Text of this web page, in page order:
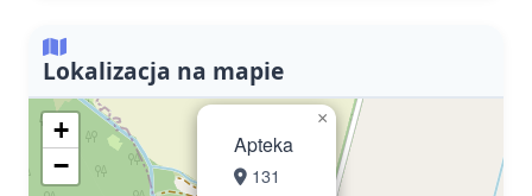
Lokalizacja na mapie
Apteka
131
×
+
−